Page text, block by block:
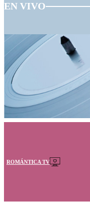
EN VIVO
ROMÁNTICA TV